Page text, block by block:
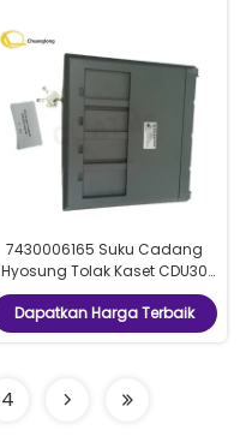
7430006165 Suku Cadang
Hyosung Tolak Kaset CDU30
Suku Cadang Mesin ATM
Dapatkan Harga Terbaik
4